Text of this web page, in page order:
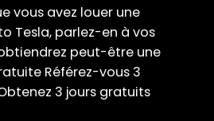
vous avez louer une
Tesla, parlez-en à vos
peut-être une
Référez-vous 3
3 jours gratuits